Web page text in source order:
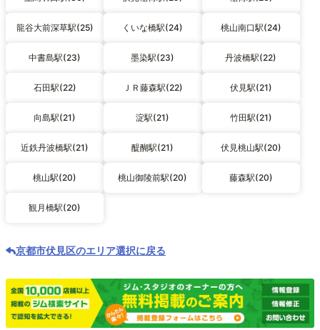
龍谷大前深草駅(25) くいな橋駅(24) 桃山南口駅(24)
中書島駅(23) 墨染駅(23) 丹波橋駅(22)
石田駅(22) ＪＲ藤森駅(22) 伏見駅(21)
向島駅(21) 淀駅(21) 竹田駅(21)
近鉄丹波橋駅(21) 醍醐駅(21) 伏見桃山駅(20)
桃山駅(20) 桃山御陵前駅(20) 藤森駅(20)
観月橋駅(20)
京都市伏見区のエリア選択に戻る